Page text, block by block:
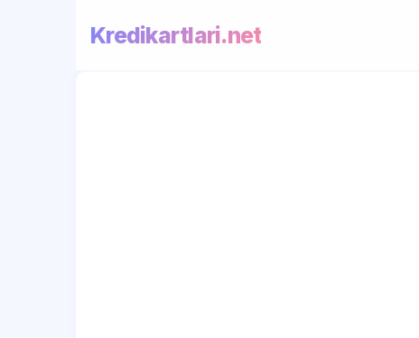
Kredikartlari.net